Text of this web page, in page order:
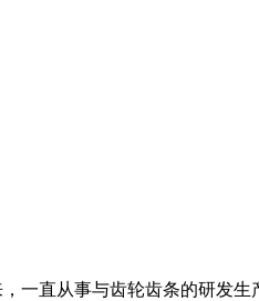
一直从事与齿轮齿条的研发